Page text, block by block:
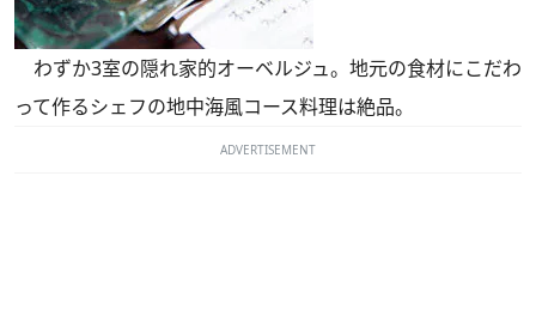
わずか3室の隠れ家的オーベルジュ。地元の食材にこだわ
って作るシェフの地中海風コース料理は絶品。
ADVERTISEMENT